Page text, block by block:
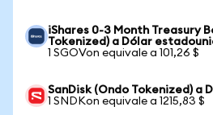
iShares 0-3 Month Treasury
Tokenized) a Dólar
1 SGOVon equivale a 101,26 $
SanDisk (Ondo Tokenized) a
1 SNDKon equivale a 1215,83 $